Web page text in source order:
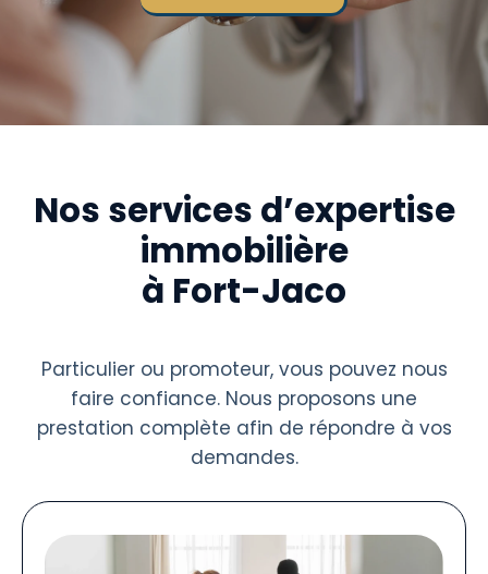
Nos services d’expertise
immobilière
à Fort-Jaco
Particulier ou promoteur, vous pouvez nous
faire confiance. Nous proposons une
prestation complète afin de répondre à vos
demandes.